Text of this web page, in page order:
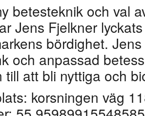
betesteknik och val
Jens Fjelkner
bördighet.
och anpassad
till att bli nyttiga och
korsningen väg